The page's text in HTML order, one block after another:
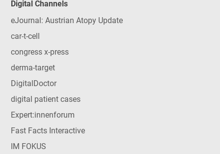
Digital Channels
eJournal: Austrian Atopy Update
car-t-cell
congress x-press
derma-target
DigitalDoctor
digital patient cases
Expert:innenforum
Fast Facts Interactive
IM FOKUS